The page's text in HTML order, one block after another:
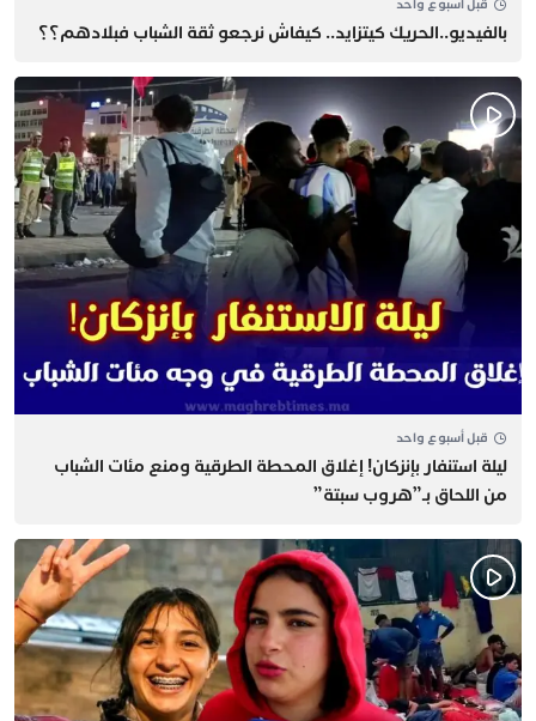
قبل أسبوع واحد
بالفيديو..الحريك كيتزايد.. كيفاش نرجعو ثقة الشباب فبلادهم؟؟
قبل أسبوع واحد
​ليلة استنفار بإنزكان! إغلاق المحطة الطرقية ومنع مئات الشباب
من اللحاق بـ”هروب سبتة”